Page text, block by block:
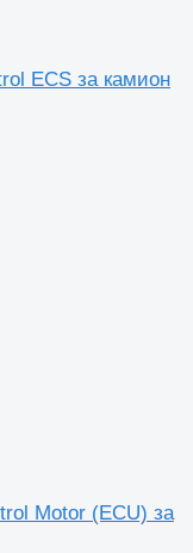
ECS за камион
Motor (ECU) за